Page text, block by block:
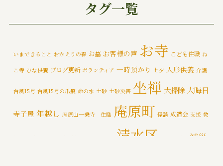
メディア情報
(5)
タグ一覧
いまできること おかえりの森 お墓 お客様の声 お寺 こども住職 ね
こ寺 ひな供養 ブログ更新 ボランティア 一時預かり 七夕 人形供養 介護
台風15号 台風15号の爪痕 命の水 土砂 土砂災害 坐禅 大掃除 大晦日
寺子屋 年越し 庵原山一乗寺 住職 庵原町 怪談 成道会 支援 救
清水区 減災